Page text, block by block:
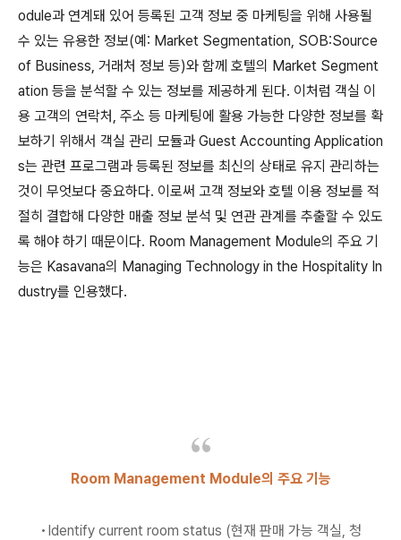
odule과 연계돼 있어 등록된 고객 정보 중 마케팅을 위해 사용될
수 있는 유용한 정보(예: Market Segmentation, SOB:Source
of Business, 거래처 정보 등)와 함께 호텔의 Market Segment
ation 등을 분석할 수 있는 정보를 제공하게 된다. 이처럼 객실 이
용 고객의 연락처, 주소 등 마케팅에 활용 가능한 다양한 정보를 확
보하기 위해서 객실 관리 모듈과 Guest Accounting Application
s는 관련 프로그램과 등록된 정보를 최신의 상태로 유지 관리하는
것이 무엇보다 중요하다. 이로써 고객 정보와 호텔 이용 정보를 적
절히 결합해 다양한 매출 정보 분석 및 연관 관계를 추출할 수 있도
록 해야 하기 때문이다. Room Management Module의 주요 기
능은 Kasavana의 Managing Technology in the Hospitality In
dustry를 인용했다.
Room Management Module의 주요 기능
•Identify current room status (현재 판매 가능 객실, 청